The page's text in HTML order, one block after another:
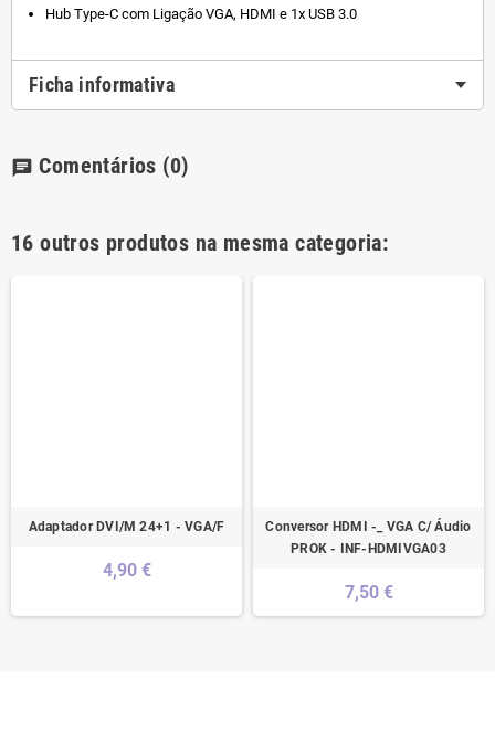
Hub Type-C com Ligação VGA, HDMI e 1x USB 3.0
Ficha informativa
chat Comentários (0)
16 outros produtos na mesma categoria:
Adaptador DVI/M 24+1 - VGA/F
4,90 €
Conversor HDMI -_ VGA C/ Áudio
PROK - INF-HDMIVGA03
7,50 €